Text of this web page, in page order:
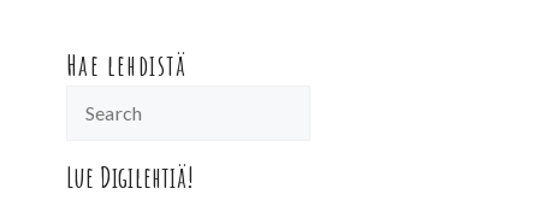
Hae lehdistä
Lue Digilehtiä!